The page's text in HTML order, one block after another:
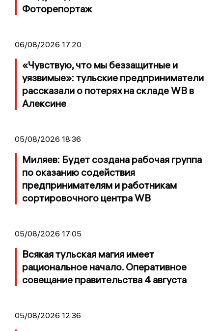
Фоторепортаж
06/08/2026 17:20
«Чувствую, что мы беззащитные и
уязвимые»: тульские предприниматели
рассказали о потерях на складе WB в
Алексине
05/08/2026 18:36
Миляев: Будет создана рабочая группа
по оказанию содействия
предпринимателям и работникам
сортировочного центра WB
05/08/2026 17:05
Всякая тульская магия имеет
рациональное начало. Оперативное
совещание правительства 4 августа
05/08/2026 12:36